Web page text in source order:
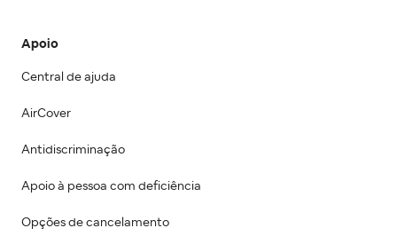
Apoio
Central de ajuda
AirCover
Antidiscriminação
Apoio à pessoa com deficiência
Opções de cancelamento